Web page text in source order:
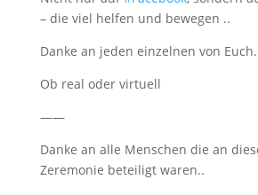
– die viel helfen und bewegen ..
Danke an jeden einzelnen von
Ob real oder virtuell
——
Danke an alle Menschen die an
Zeremonie beteiligt waren..